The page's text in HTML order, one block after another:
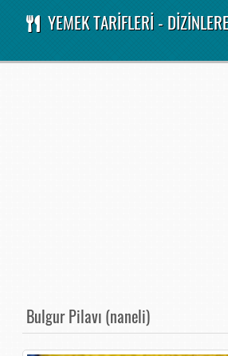
YEMEK TARİFLERİ -
Bulgur Pilavı (naneli)